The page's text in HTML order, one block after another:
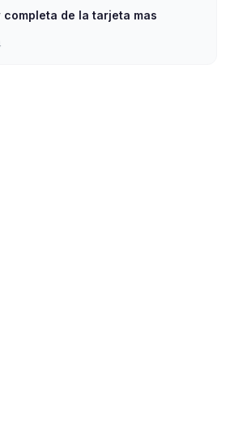
completa de la tarjeta mas